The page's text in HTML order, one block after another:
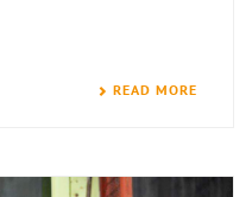
READ MORE